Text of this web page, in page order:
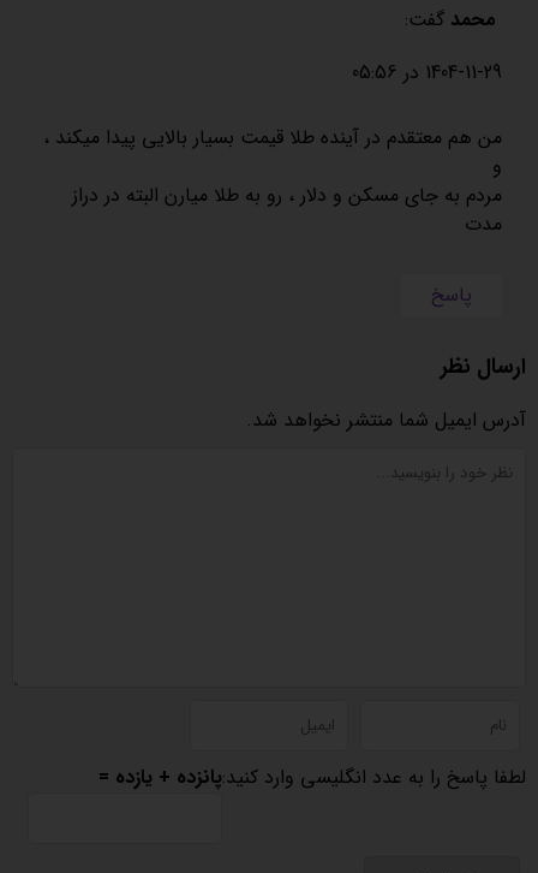
محمد گفت:
1404-11-29 در 05:56
من هم معتقدم در آینده طلا قیمت بسیار بالایی پیدا میکند ،
و
مردم به جای مسکن و دلار ، رو به طلا میارن البته در دراز
مدت
پاسخ
ارسال نظر
آدرس ایمیل شما منتشر نخواهد شد.
لطفا پاسخ را به عدد انگلیسی وارد کنید:پانزده + یازده =